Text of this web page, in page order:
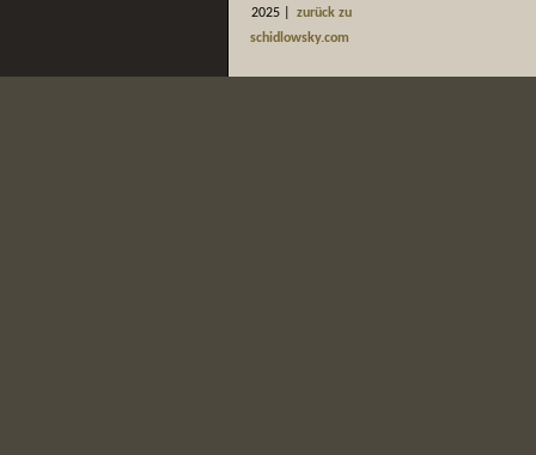
2025 |
zurück zu
schidlowsky.com